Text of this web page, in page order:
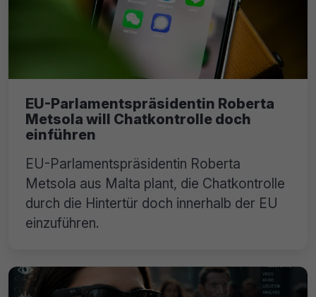
EU-Parlamentspräsidentin Roberta
Metsola will Chatkontrolle doch
einführen
EU-Parlamentspräsidentin Roberta
Metsola aus Malta plant, die Chatkontrolle
durch die Hintertür doch innerhalb der EU
einzuführen.